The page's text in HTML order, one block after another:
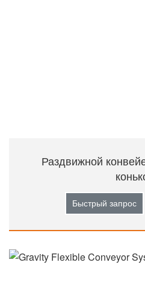
Раздвижной
Быстрый запрос